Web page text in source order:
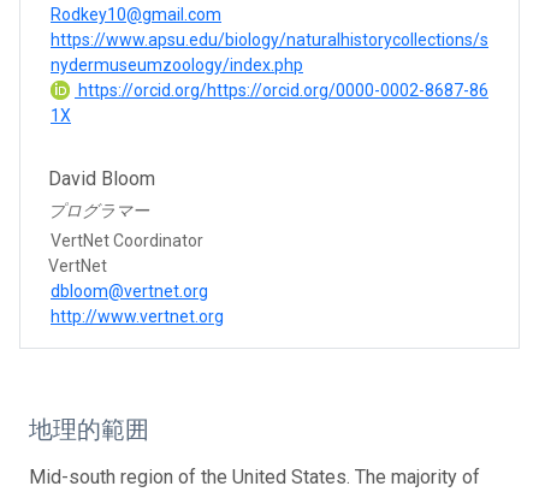
Rodkey10@gmail.com
https://www.apsu.edu/biology/naturalhistorycollections/s
nydermuseumzoology/index.php
https://orcid.org/https://orcid.org/0000-0002-8687-86
1X
David Bloom
プログラマー
VertNet Coordinator
VertNet
dbloom@vertnet.org
http://www.vertnet.org
地理的範囲
Mid-south region of the United States. The majority of